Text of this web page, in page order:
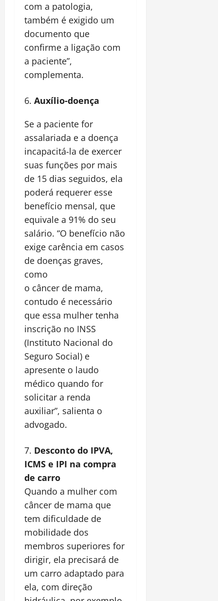
com a patologia,
também é exigido um
documento que
confirme a ligação com
a paciente”,
complementa.
Auxílio-doença
Se a paciente for
assalariada e a doença
incapacitá-la de exercer
suas funções por mais
de 15 dias seguidos, ela
poderá requerer esse
benefício mensal, que
equivale a 91% do seu
salário. “O benefício não
exige carência em casos
de doenças graves,
como
o câncer de mama,
contudo é necessário
que essa mulher tenha
inscrição no INSS
(Instituto Nacional do
Seguro Social) e
apresente o laudo
médico quando for
solicitar a renda
auxiliar”, salienta o
advogado.
Desconto do IPVA,
ICMS e IPI na compra
de carro
Quando a mulher com
câncer de mama que
tem dificuldade de
mobilidade dos
membros superiores for
dirigir, ela precisará de
um carro adaptado para
ela, com direção